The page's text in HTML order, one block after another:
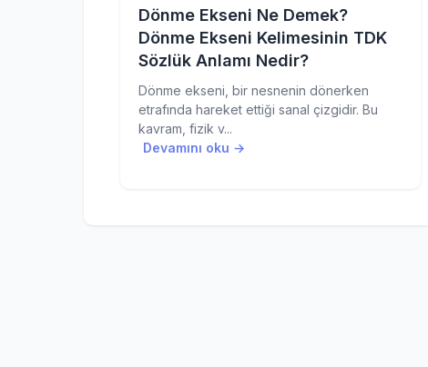
Dönme Ekseni Ne Demek?
Dönme Ekseni Kelimesinin TDK
Sözlük Anlamı Nedir?
Dönme ekseni, bir nesnenin dönerken
etrafında hareket ettiği sanal çizgidir. Bu
kavram, fizik v...
Devamını oku →